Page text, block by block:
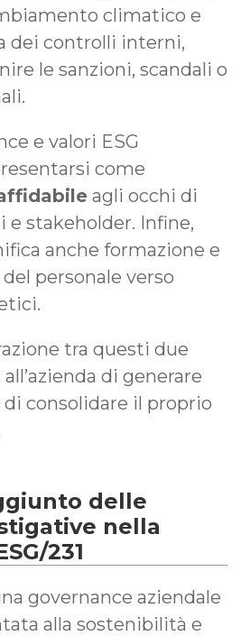
climatico e
dei controlli interni,
le sanzioni, scandali o
e valori ESG
come
agli occhi di
stakeholder. Infine,
anche formazione e
personale verso
tra questi due
di generare
consolidare il proprio
delle
nella
231
governance aziendale
alla sostenibilità e